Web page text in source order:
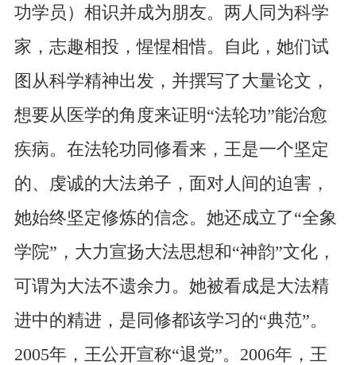
功学员）相识并成为朋友。两人同为科学
家，志趣相投，惺惺相惜。自此，她们试
图从科学精神出发，并撰写了大量论文，
想要从医学的角度来证明“法轮功”能治愈
疾病。在法轮功同修看来，王是一个坚定
的、虔诚的大法弟子，面对人间的迫害，
她始终坚定修炼的信念。她还成立了“全象
学院”，大力宣扬大法思想和“神韵”文化，
可谓为大法不遗余力。她被看成是大法精
进中的精进，是同修都该学习的“典范”。
2005年，王公开宣称“退党”。2006年，王